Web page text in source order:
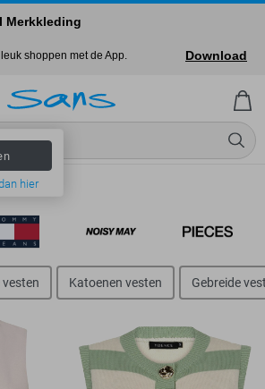
hier
Dames
Katoenen vesten Gebreide
Merkkleding
shoppen met de App.
Download